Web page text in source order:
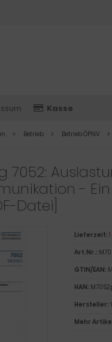
Kasse
Betrieb Betrieb ÖPNV
7052:
-
Datei]
Lieferzeit:
Art.Nr.:
GTIN/EAN:
HAN:
Hersteller:
Mehr